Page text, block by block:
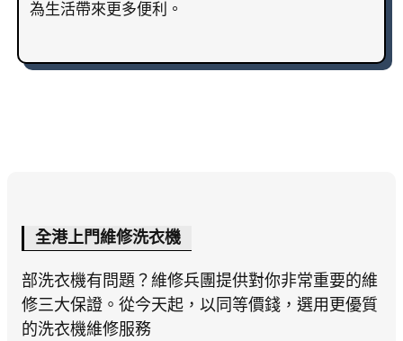
為生活帶來更多便利。
全港上門維修洗衣機
部洗衣機有問題？維修兵團提供對你非常重要的維
修三大保證。從今天起，以同等價錢，選用更優質
的洗衣機維修服務